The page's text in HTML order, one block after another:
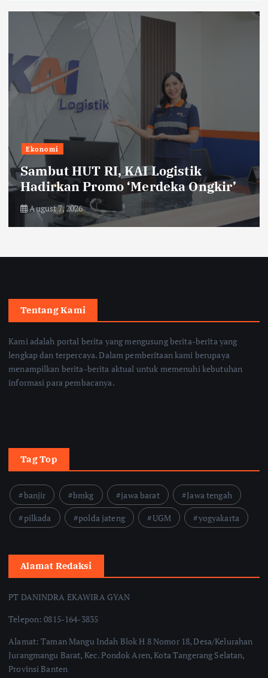
Ekonomi
Sambut HUT RI, KAI Logistik
Hadirkan Promo ‘Merdeka Ongkir’
August 7, 2026
Tentang Kami
Kami adalah portal berita yang mengusung berita-berita yang
lengkap dan terpercaya. Dalam pemberitaan kami berupaya
menampilkan berita-berita aktual untuk memenuhi kebutuhan
informasi para pembacanya.
Tag Top
banjir bmkg jawa barat
Jawa tengah
pilkada
polda jateng UGM yogyakarta
Alamat Redaksi
PT DANINDRA EKAWIRA GYAN
Telepon: 0815-164-3835
Alamat: Taman Mangu Indah Blok H 8 Nomor 18, Desa/Kelurahan
Jurangmangu Barat, Kec. Pondok Aren, Kota Tangerang Selatan,
Provinsi Banten